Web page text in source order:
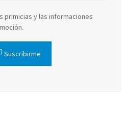
primicias y las informaciones
Suscribirme